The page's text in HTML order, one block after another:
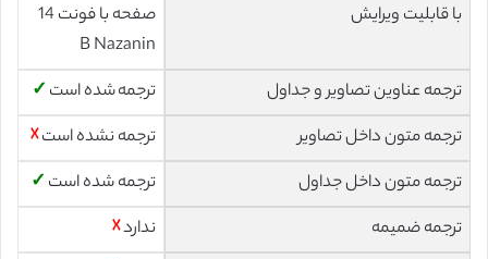
با قابلیت ویرایش
صفحه با فونت 14
B Nazanin
ترجمه عناوین تصاویر و جداول
ترجمه شده است ✓
ترجمه متون داخل تصاویر
ترجمه نشده است☓
ترجمه متون داخل جداول
ترجمه شده است ✓
ترجمه ضمیمه
ندارد☓